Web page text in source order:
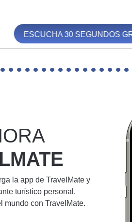
SEGUNDOS GRATIS
la app de TravelMate y
turístico personal.
mundo con TravelMate.